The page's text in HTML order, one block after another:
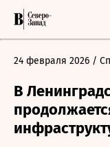
24 февраля 2026 /
В